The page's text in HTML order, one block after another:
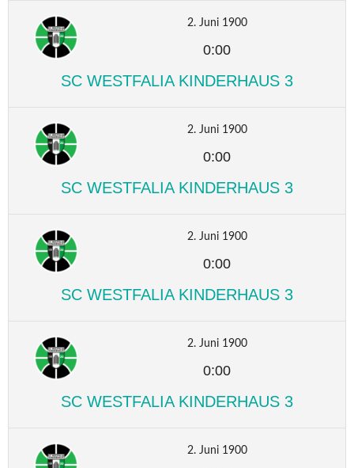
2. Juni 1900
0:00
SC WESTFALIA KINDERHAUS 3
2. Juni 1900
0:00
SC WESTFALIA KINDERHAUS 3
2. Juni 1900
0:00
SC WESTFALIA KINDERHAUS 3
2. Juni 1900
0:00
SC WESTFALIA KINDERHAUS 3
2. Juni 1900